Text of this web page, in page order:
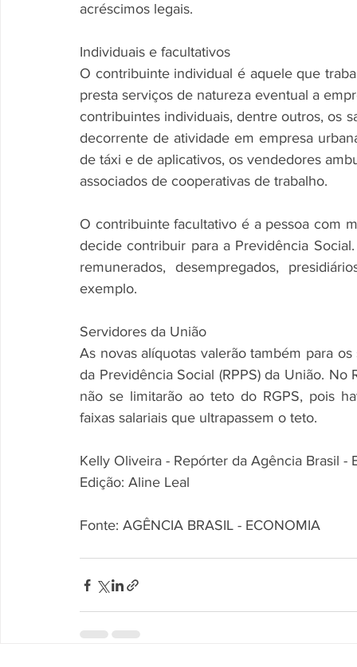
acréscimos legais.
Individuais e facultativos
O contribuinte individual é aquele que
presta serviços de natureza eventual a
contribuintes individuais, dentre outros, os
decorrente de atividade em empresa
de táxi e de aplicativos, os vendedores
associados de cooperativas de trabalho.
O contribuinte facultativo é a pessoa com
decide contribuir para a Previdência
remunerados, desempregados,
exemplo.
Servidores da União
As novas alíquotas valerão também para
da Previdência Social (RPPS) da União.
não se limitarão ao teto do RGPS, pois
faixas salariais que ultrapassem o teto.
Kelly Oliveira - Repórter da Agência Brasil -
Edição: Aline Leal
Fonte: AGÊNCIA BRASIL - ECONOMIA